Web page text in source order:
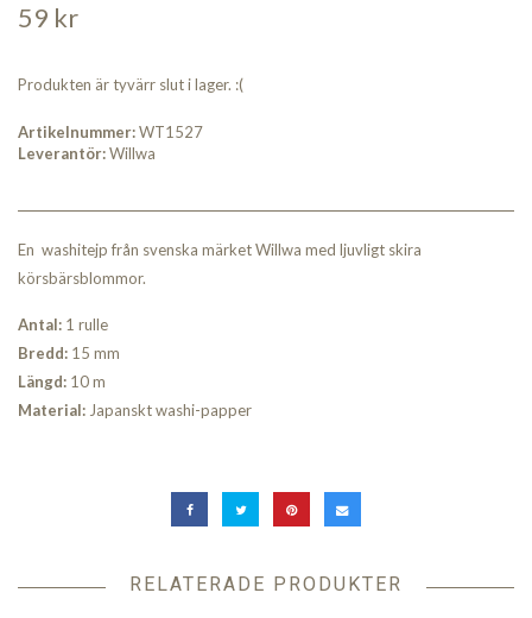
59 kr
Produkten är tyvärr slut i lager. :(
Artikelnummer:WT1527
Leverantör:Willwa
En washitejp från svenska märket Willwa med ljuvligt skira
körsbärsblommor.
Antal: 1 rulle
Bredd: 15 mm
Längd: 10 m
Material: Japanskt washi-papper
RELATERADE PRODUKTER